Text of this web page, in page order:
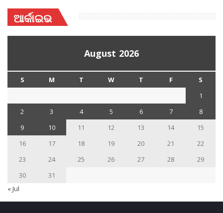
ଆର୍କାଇଭ
August 2026
S M T W T F
S
1
2
3 4 5 6 7
8
9
10 11 12 13 14
15
16
17 18 19 20 21
22
23
24 25 26 27 28
29
30
31
« Jul